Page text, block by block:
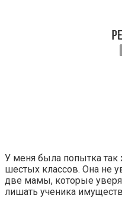
У меня была попытка
шестых классов. Она не
две мамы, которые
лишать ученика